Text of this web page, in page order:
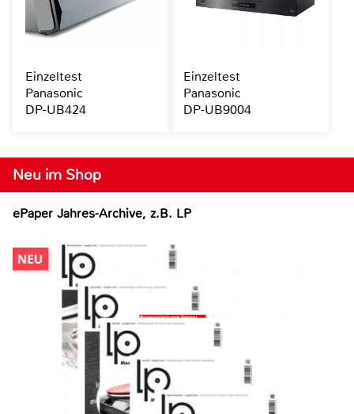
Neu im Shop
ePaper Jahres-Archive, z.B. LP
Einzeltest
Panasonic
DP-UB424
Einzeltest
Panasonic
DP-UB9004